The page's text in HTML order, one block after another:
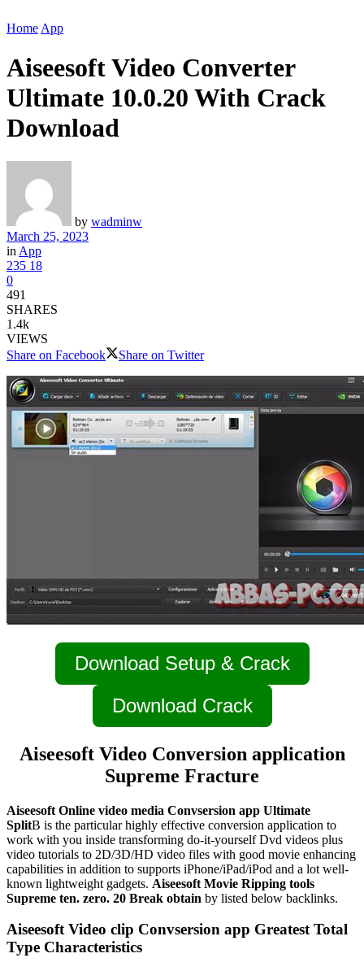
Home App
Aiseesoft Video Converter
Ultimate 10.0.20 With Crack
Download
by wadminw
March 25, 2023
in App
235 18
0
491
SHARES
1.4k
VIEWS
Share on Facebook
Share on Twitter
Download Setup & Crack
Download Crack
Aiseesoft Video Conversion application
Supreme Fracture
Aiseesoft Online video media Convsersion app Ultimate
SplitВ is the particular highly effective conversion application to
work with you inside transforming do-it-yourself Dvd videos plus
video tutorials to 2D/3D/HD video files with good movie enhancing
capabilities in addition to supports iPhone/iPad/iPod and a lot well-
known lightweight gadgets. Aiseesoft Movie Ripping tools
Supreme ten. zero. 20 Break obtain by listed below backlinks.
Aiseesoft Video clip Convsersion app Greatest Total
Type Characteristics